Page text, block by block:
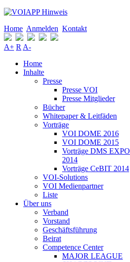
Home Anmelden Kontakt
A+ R A-
Home
Inhalte
Presse
Presse VOI
Presse Mitglieder
Bücher
Whitepaper & Leitfäden
Vorträge
VOI DOME 2016
VOI DOME 2015
Vorträge DMS EXPO
2014
Vorträge CeBIT 2014
VOI-Solutions
VOI Medienpartner
Liste
Über uns
Verband
Vorstand
Geschäftsführung
Beirat
Competence Center
MAJOR LEAGUE